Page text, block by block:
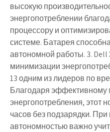
высокую
энергопотреблении
процессору и
системе. Батарея
автономной работы. 3. Dell
минимизации
13 одним из лидеров по
Благодаря эффективному
энергопотребления, этот
часов без подзарядки.
автономностью важно